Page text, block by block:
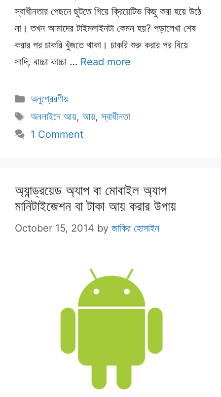
স্বাধীনতার পেছনে ছুটতে গিয়ে ক্রিয়েটিভ কিছু করা হয়ে উঠে
না। তখন আমাদের টাইমলাইনটা কেমন হয়? পড়ালেখা শেষ
করার পর চাকরি খুঁজতে থাকা। চাকরি শুরু করার পর বিয়ে
সাদি, বাচ্চা কাচ্চা … Read more
Categories
অনুপ্রেরণীয়
Tags
অনলাইনে আয়, আয়,স্বাধীনতা
1 Comment
অ্যান্ড্রয়েড অ্যাপ বা মোবাইল অ্যাপ
মানিটাইজেশন বা টাকা আয় করার উপায়
October 15, 2014 by জাকির হোসাইন